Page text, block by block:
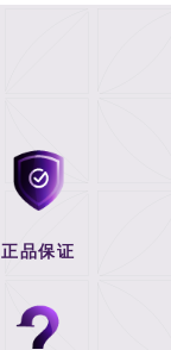
正品保证